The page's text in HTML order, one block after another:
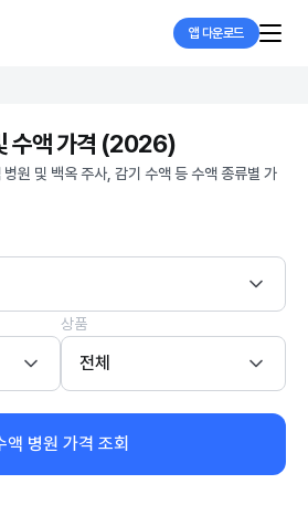
앱 다운로드
수액 가격 (2026)
원 및 백옥 주사, 감기 수액 등 수액 종류별 가
상품
전체
액 병원 가격 조회